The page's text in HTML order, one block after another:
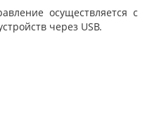
осуществляется с
через USB.